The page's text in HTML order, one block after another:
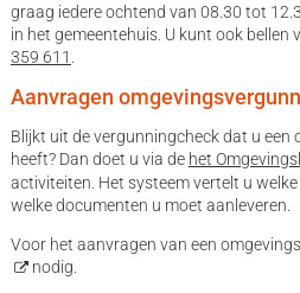
graag iedere ochtend van 08.30 tot
in het gemeentehuis. U kunt ook bellen
359 611
Aanvragen
Blijkt uit de vergunningcheck dat u
heeft? Dan doet u via de het
activiteiten. Het systeem vertelt u
welke documenten u moet aanleveren.
Voor het aanvragen van een
nodig.